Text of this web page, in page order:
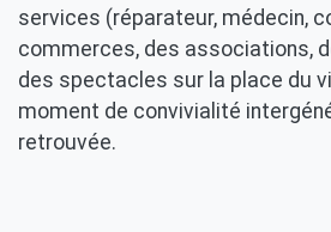
services (réparateur, médecin,
commerces, des associations,
des spectacles sur la place du
moment de convivialité
retrouvée.